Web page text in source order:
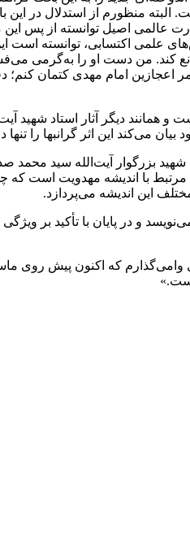
منظورم از استدلال در
عالمی اصیل توانسته از پس
علمی اکتسابی، توانسته است
کند. من دست او را به‌گرمی
امام مهدی کتمان کنم؛
دیگر آثار استاد شهید
می‌کند این اثر گرانبها را
بزرگوار آیت‌الله سید محمد
با اندیشه مهدویت است که
این اندیشه می‌پردازد.
و در پایان با تأکید بر
که اکنون پیش روی